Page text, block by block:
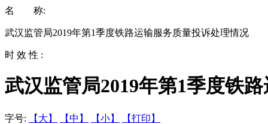
名 称:
武汉监管局2019年第1季度铁路运输服务质量投诉处理情况
时 效 性 :
武汉监管局2019年第1季度铁
字号: 【大】 【中】 【小】 【打印】